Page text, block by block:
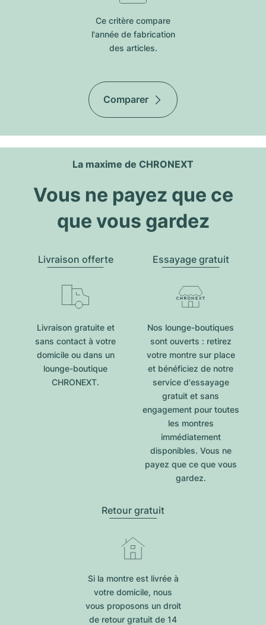
Ce critère compare
l'année de fabrication
des articles.
Comparer
La maxime de CHRONEXT
Vous ne payez que ce
que vous gardez
Livraison offerte
Livraison gratuite et
sans contact à votre
domicile ou dans un
lounge-boutique
CHRONEXT.
Essayage gratuit
Nos lounge-boutiques
sont ouverts : retirez
votre montre sur place
et bénéficiez de notre
service d'essayage
gratuit et sans
engagement pour toutes
les montres
immédiatement
disponibles. Vous ne
payez que ce que vous
gardez.
Retour gratuit
Si la montre est livrée à
votre domicile, nous
vous proposons un droit
de retour gratuit de 14